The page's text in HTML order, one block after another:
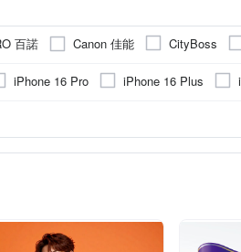
百諾 Canon 佳能 CityBoss
GOR Hamlet HH 草本新淨
國際牌 PHILIPS 飛利浦 Q哥
iPhone 16 Pro iPhone 16 Plus
iPhone 12 紅米系列 vivo系列
OPPO A系列